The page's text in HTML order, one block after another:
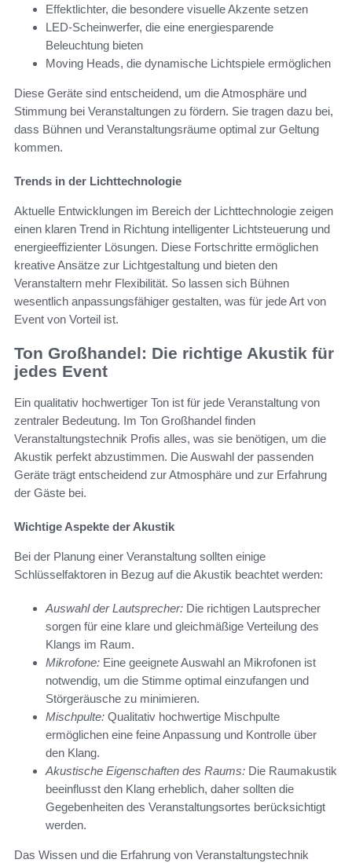
Effektlichter, die besondere visuelle Akzente setzen
LED-Scheinwerfer, die eine energiesparende
Beleuchtung bieten
Moving Heads, die dynamische Lichtspiele ermöglichen
Diese Geräte sind entscheidend, um die Atmosphäre und
Stimmung bei Veranstaltungen zu fördern. Sie tragen dazu bei,
dass Bühnen und Veranstaltungsräume optimal zur Geltung
kommen.
Trends in der Lichttechnologie
Aktuelle Entwicklungen im Bereich der Lichttechnologie zeigen
einen klaren Trend in Richtung intelligenter Lichtsteuerung und
energieeffizienter Lösungen. Diese Fortschritte ermöglichen
kreative Ansätze zur Lichtgestaltung und bieten den
Veranstaltern mehr Flexibilität. So lassen sich Bühnen
wesentlich anpassungsfähiger gestalten, was für jede Art von
Event von Vorteil ist.
Ton Großhandel: Die richtige Akustik für
jedes Event
Ein qualitativ hochwertiger Ton ist für jede Veranstaltung von
zentraler Bedeutung. Im Ton Großhandel finden
Veranstaltungstechnik Profis alles, was sie benötigen, um die
Akustik perfekt abzustimmen. Die Auswahl der passenden
Geräte trägt entscheidend zur Atmosphäre und zur Erfahrung
der Gäste bei.
Wichtige Aspekte der Akustik
Bei der Planung einer Veranstaltung sollten einige
Schlüsselfaktoren in Bezug auf die Akustik beachtet werden:
Auswahl der Lautsprecher: Die richtigen Lautsprecher
sorgen für eine klare und gleichmäßige Verteilung des
Klangs im Raum.
Mikrofone: Eine geeignete Auswahl an Mikrofonen ist
notwendig, um die Stimme optimal einzufangen und
Störgeräusche zu minimieren.
Mischpulte: Qualitativ hochwertige Mischpulte
ermöglichen eine feine Anpassung und Kontrolle über
den Klang.
Akustische Eigenschaften des Raums: Die Raumakustik
beeinflusst den Klang erheblich, daher sollten die
Gegebenheiten des Veranstaltungsortes berücksichtigt
werden.
Das Wissen und die Erfahrung von Veranstaltungstechnik